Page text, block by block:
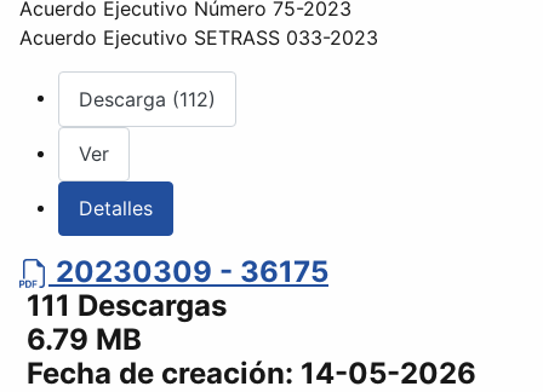
Acuerdo Ejecutivo Número 75-2023
Acuerdo Ejecutivo SETRASS 033-2023
Descarga (112)
Ver
Detalles
20230309 - 36175
111 Descargas
6.79 MB
Fecha de creación: 14-05-2026